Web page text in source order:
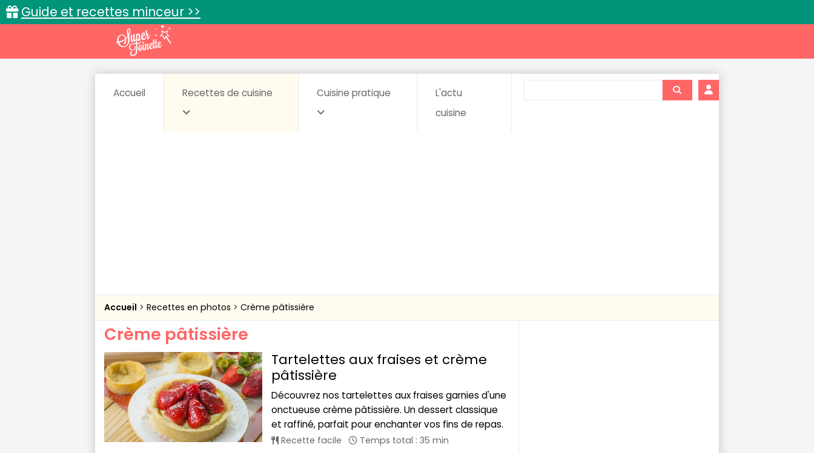
Guide et recettes minceur >>
Accueil Recettes de cuisine Cuisine pratique
L'actu
cuisine
Accueil Recettes en photos Crème pâtissière
Crème pâtissière
Tartelettes aux fraises et crème
pâtissière
Découvrez nos tartelettes aux fraises garnies d'une
onctueuse crème pâtissière. Un dessert classique
et raffiné, parfait pour enchanter vos fins de repas.
Recette facile Temps total : 35 min